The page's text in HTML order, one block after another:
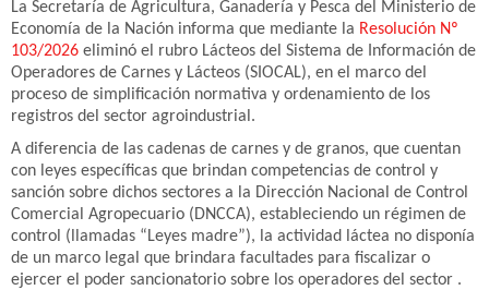
La Secretaría de Agricultura, Ganadería y Pesca del Ministerio de
Economía de la Nación informa que mediante la Resolución Nº
103/2026 eliminó el rubro Lácteos del Sistema de Información de
Operadores de Carnes y Lácteos (SIOCAL), en el marco del
proceso de simplificación normativa y ordenamiento de los
registros del sector agroindustrial.
A diferencia de las cadenas de carnes y de granos, que cuentan
con leyes específicas que brindan competencias de control y
sanción sobre dichos sectores a la Dirección Nacional de Control
Comercial Agropecuario (DNCCA), estableciendo un régimen de
control (llamadas “Leyes madre”), la actividad láctea no disponía
de un marco legal que brindara facultades para fiscalizar o
ejercer el poder sancionatorio sobre los operadores del sector .